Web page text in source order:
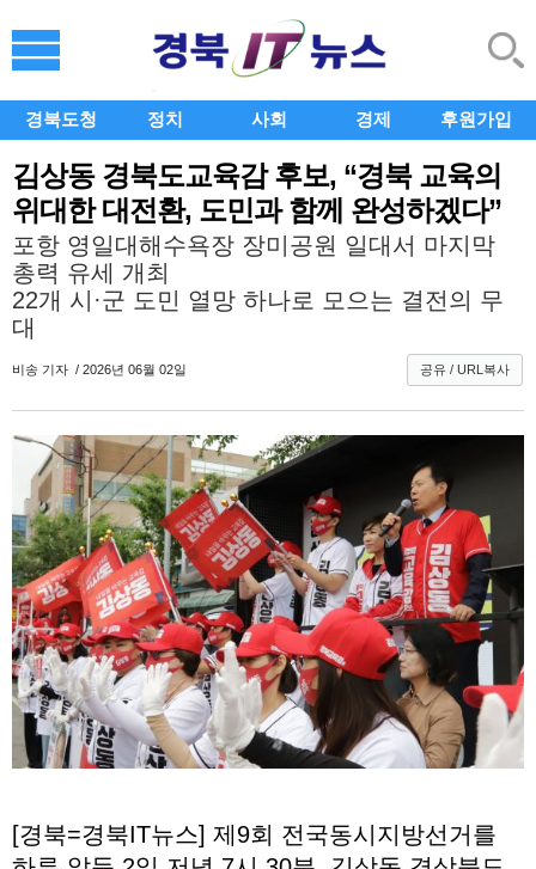
경북도청 정치 사회 경제 후원가입
김상동 경북도교육감 후보, “경북 교육의
위대한 대전환, 도민과 함께 완성하겠다”
포항 영일대해수욕장 장미공원 일대서 마지막
총력 유세 개최
22개 시·군 도민 열망 하나로 모으는 결전의 무
대
비송 기자 / 2026년 06월 02일 공유 / URL복사
[경북=경북IT뉴스] 제9회 전국동시지방선거를